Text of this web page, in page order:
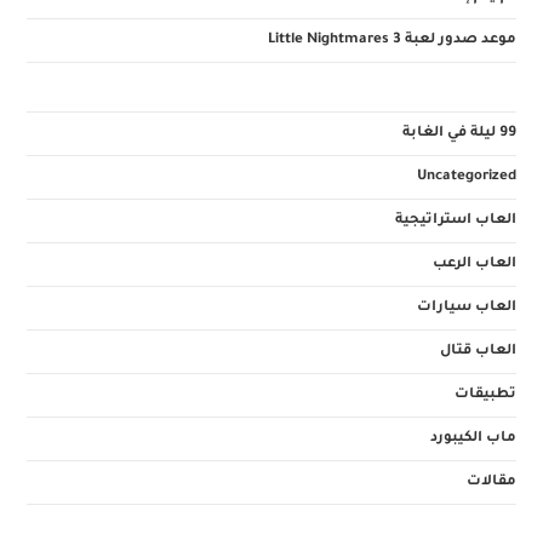
موعد صدور لعبة Little Nightmares 3
99 ليلة في الغابة
Uncategorized
العاب استراتيجية
العاب الرعب
العاب سيارات
العاب قتال
تطبيقات
ماب الكيبورد
مقالات